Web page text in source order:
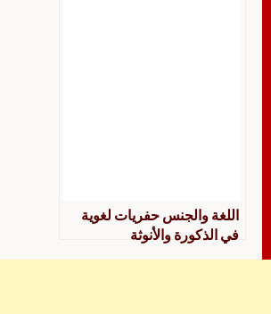
اللغة والجنس حفريات لغوية
في الذكورة والأنوثة